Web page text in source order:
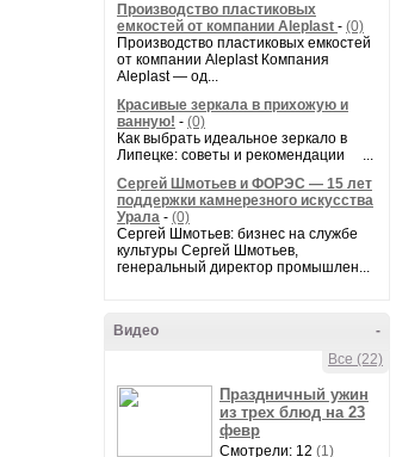
Производство пластиковых
емкостей от компании Aleplast - (0)
Производство пластиковых емкостей
от компании Aleplast Компания
Aleplast — од...
Красивые зеркала в прихожую и
ванную! - (0)
Как выбрать идеальное зеркало в
Липецке: советы и рекомендации ...
Сергей Шмотьев и ФОРЭС — 15 лет
поддержки камнерезного искусства
Урала - (0)
Сергей Шмотьев: бизнес на службе
культуры Сергей Шмотьев,
генеральный директор промышлен...
-
Видео
Все (22)
Праздничный ужин
из трех блюд на 23
февр
Смотрели: 12 (1)